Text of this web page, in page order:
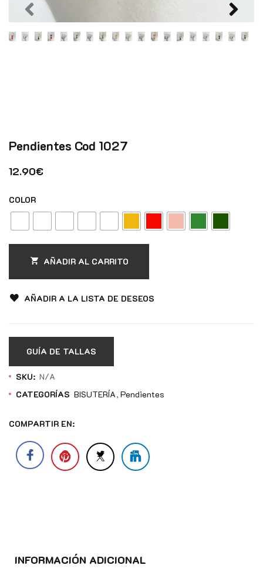
Pendientes Cod 1027
12.90€
COLOR
AÑADIR AL CARRITO
AÑADIR A LA LISTA DE DESEOS
GUÍA DE TALLAS
SKU: N/A
CATEGORÍAS BISUTERÍA Pendientes
COMPARTIR EN:
INFORMACIÓN ADICIONAL